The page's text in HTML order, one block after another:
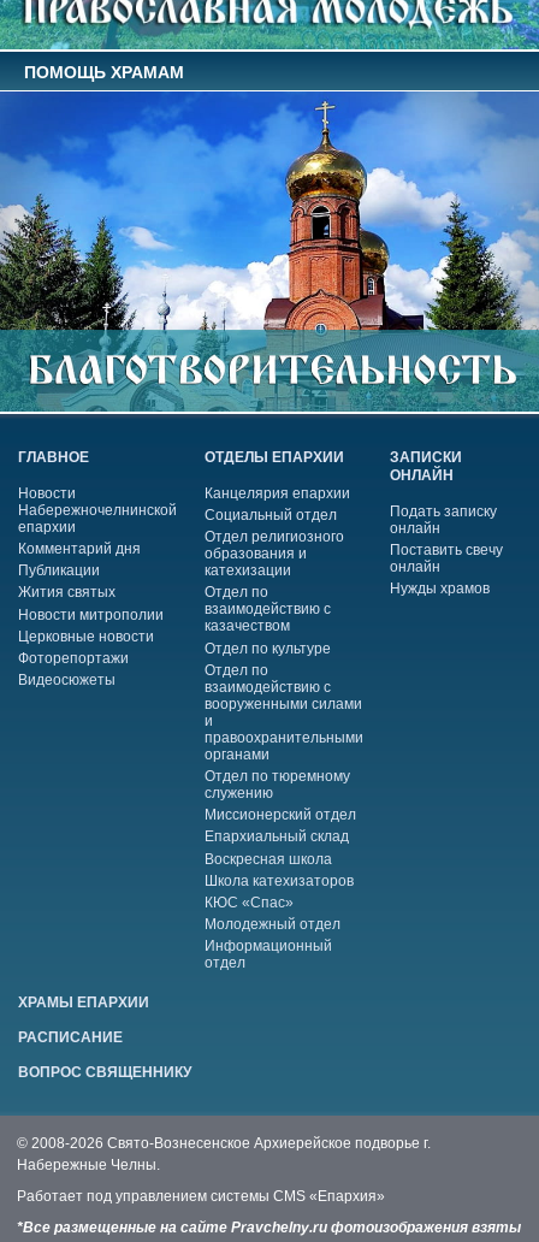
ПОМОЩЬ ХРАМАМ
ГЛАВНОЕ
Новости
Набережночелнинской
епархии
Комментарий дня
Публикации
Жития святых
Новости митрополии
Церковные новости
Фоторепортажи
Видеосюжеты
ОТДЕЛЫ ЕПАРХИИ
Канцелярия епархии
Социальный отдел
Отдел религиозного
образования и
катехизации
Отдел по
взаимодействию с
казачеством
Отдел по культуре
Отдел по
взаимодействию с
вооруженными силами
и
правоохранительными
органами
Отдел по тюремному
служению
Миссионерский отдел
Епархиальный склад
Воскресная школа
Школа катехизаторов
КЮС «Спас»
Молодежный отдел
Информационный
отдел
ЗАПИСКИ
ОНЛАЙН
Подать записку
онлайн
Поставить свечу
онлайн
Нужды храмов
ХРАМЫ ЕПАРХИИ
РАСПИСАНИЕ
ВОПРОС СВЯЩЕННИКУ
© 2008-2026 Свято-Вознесенское Архиерейское подворье г.
Набережные Челны.
Работает под управлением системы CMS «Епархия»
*Все размещенные на сайте Pravchelny.ru фотоизображения взяты